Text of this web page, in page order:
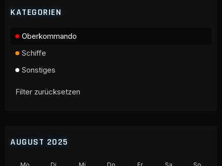
KATEGORIEN
Oberkommando
Schiffe
Sonstiges
Filter zurücksetzen
AUGUST 2025